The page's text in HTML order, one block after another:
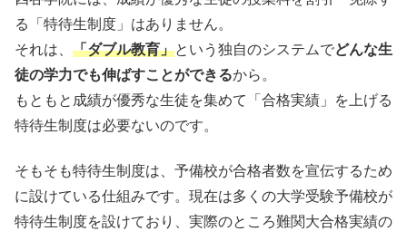
る「特待生制度」はありません。
それは、 「ダブル教育」という独自のシステムでどんな生
徒の学力でも伸ばすことができるから。
もともと成績が優秀な生徒を集めて「合格実績」を上げる
特待生制度は必要ないのです。
そもそも特待生制度は、予備校が合格者数を宣伝するため
に設けている仕組みです。現在は多くの大学受験予備校が
特待生制度を設けており、実際のところ難関大合格実績の